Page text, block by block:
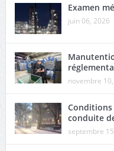
Examen
juin 06, 2026
novembre
Conditions
conduite
septembre